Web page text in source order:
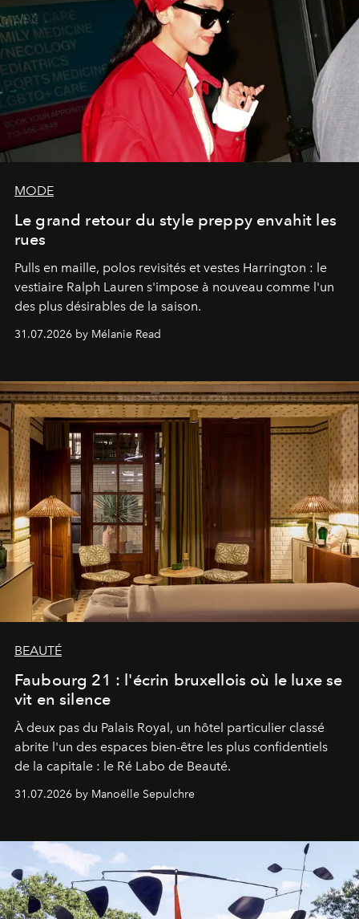
MODE
Le grand retour du style preppy envahit les
rues
Pulls en maille, polos revisités et vestes Harrington : le
vestiaire Ralph Lauren s'impose à nouveau comme l'un
des plus désirables de la saison.
31.07.2026 by Mélanie Read
BEAUTÉ
Faubourg 21 : l'écrin bruxellois où le luxe se
vit en silence
À deux pas du Palais Royal, un hôtel particulier classé
abrite l'un des espaces bien-être les plus confidentiels
de la capitale : le Ré Labo de Beauté.
31.07.2026 by Manoëlle Sepulchre